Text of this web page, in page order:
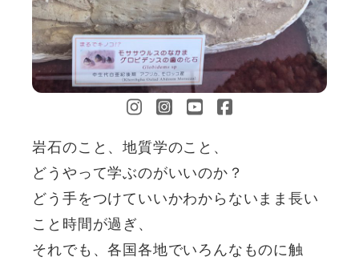
岩石のこと、地質学のこと、
どうやって学ぶのがいいのか？
どう手をつけていいかわからないまま長い
こと時間が過ぎ、
それでも、各国各地でいろんなものに触